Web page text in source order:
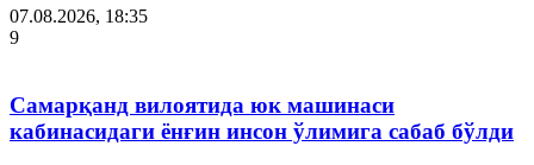
07.08.2026, 18:35
9
Самарқанд вилоятида юк машинаси
кабинасидаги ёнғин инсон ўлимига сабаб бўлди